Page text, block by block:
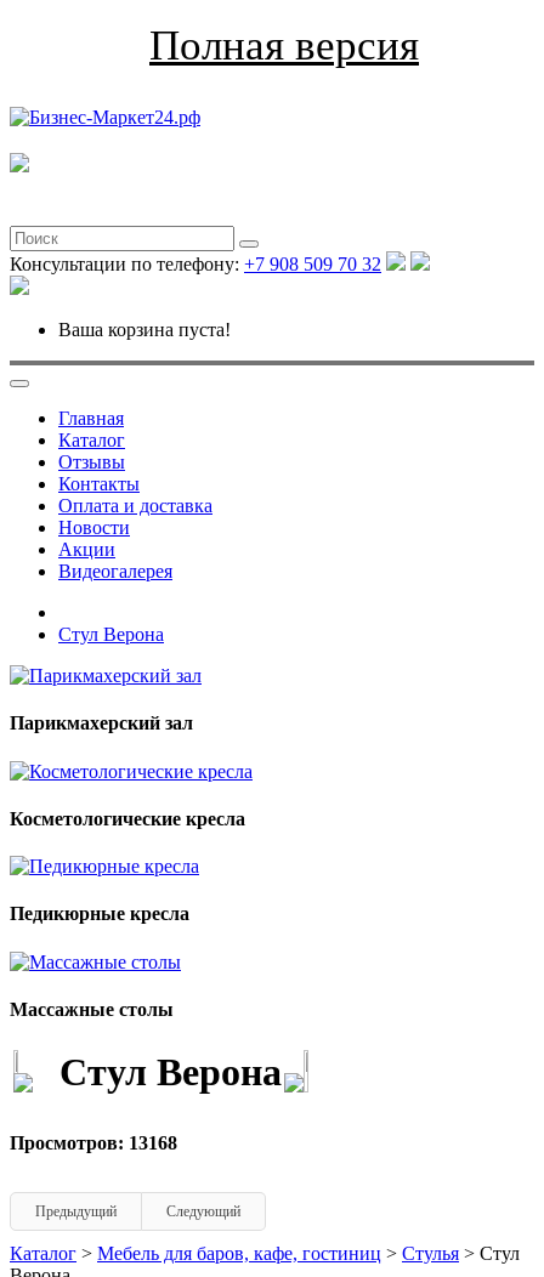
Полная версия
Консультации по телефону: +7 908 509 70 32
Ваша корзина пуста!
Главная
Каталог
Отзывы
Контакты
Оплата и доставка
Новости
Акции
Видеогалерея
Стул Верона
Парикмахерский зал
Косметологические кресла
Педикюрные кресла
Массажные столы
Стул Верона
Просмотров: 13168
Предыдущий Следующий
Каталог > Мебель для баров, кафе, гостиниц > Стулья > Стул